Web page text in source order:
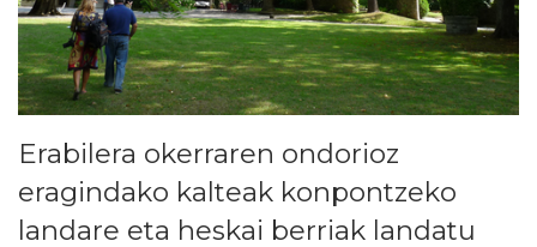
Erabilera okerraren ondorioz
eragindako kalteak konpontzeko
landare eta heskai berriak landatu